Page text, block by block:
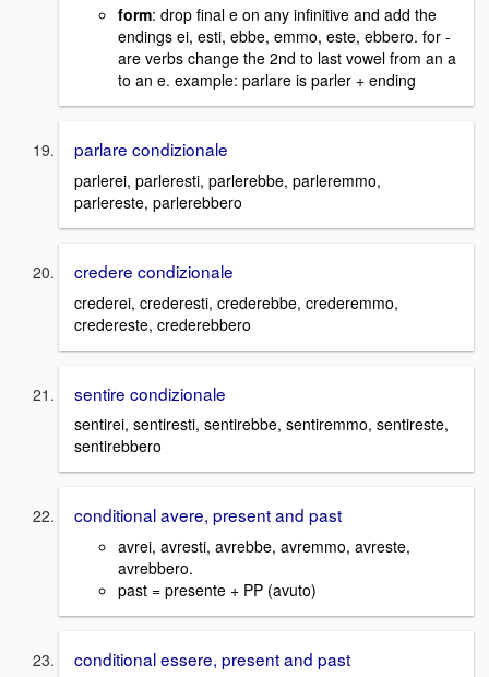
form: drop final e on any infinitive and add the
endings ei, esti, ebbe, emmo, este, ebbero. for -
are verbs change the 2nd to last vowel from an a
to an e. example: parlare is parler + ending
parlare condizionale
parlerei, parleresti, parlerebbe, parleremmo,
parlereste, parlerebbero
credere condizionale
crederei, crederesti, crederebbe, crederemmo,
credereste, crederebbero
sentire condizionale
sentirei, sentiresti, sentirebbe, sentiremmo, sentireste,
sentirebbero
conditional avere, present and past
avrei, avresti, avrebbe, avremmo, avreste,
avrebbero.
past = presente + PP (avuto)
conditional essere, present and past